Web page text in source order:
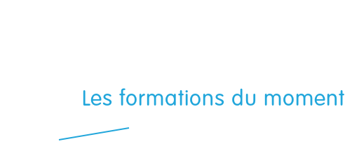
Les formations du moment